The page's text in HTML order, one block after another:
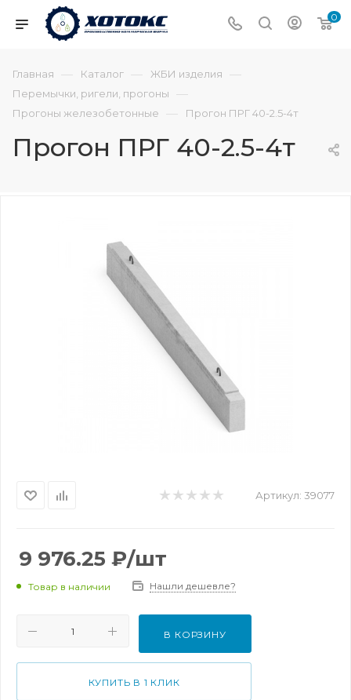
0
Главная — Каталог — ЖБИ изделия —
Перемычки, ригели, прогоны —
Прогоны железобетонные — Прогон ПРГ 40-2.5-4т
Прогон ПРГ 40-2.5-4т
Артикул: 39077
9 976.25 ₽/шт
Товар в наличии Нашли дешевле?
В КОРЗИНУ
КУПИТЬ В 1 КЛИК